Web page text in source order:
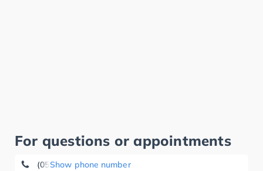
For questions or appointments
Show phone number
(0531) 2 40 49 83